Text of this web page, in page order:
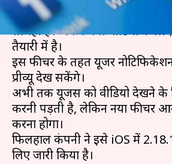
व्हाट्सऐप अपने यूजर्स के लिए
ला रही है। अब कंपनी वीडियो के
तैयारी में है।
इस फीचर के तहत यूजर
प्रीव्यू देख सकेंगे।
अभी तक यूजर्स को वीडियो देखने
करनी पड़ती है, लेकिन नया फीचर
करना होगा।
फिलहाल कंपनी ने इसे iOS में